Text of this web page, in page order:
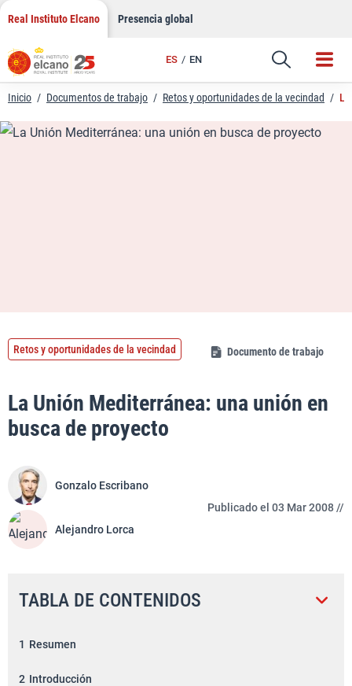
Saltar
contenido
Real Instituto Elcano Presencia global
ES EN
Enlace
Inicio / Documentos de trabajo / Retos y oportunidades de la vecindad /
La Unión Mediterránea: una unión en
busca de proyecto
Retos y oportunidades de la vecindad Documento de trabajo
Gonzalo Escribano
Alejandro Lorca
Publicado el 03 Mar 2008 //
TABLA DE CONTENIDOS
1 Resumen
2 Introducción